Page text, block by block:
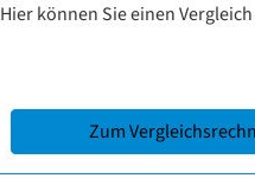
Hier können Sie einen
Zum